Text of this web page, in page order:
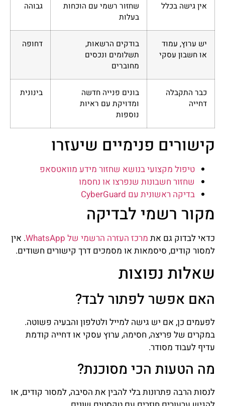
אין גישה בכלל
שחזור רשמי עם הוכחות
בעלות
גבוהה
יש ערוץ, עמוד
או חשבון עסקי
בודקים הרשאות,
תשלומים ונכסים
מחוברים
דחופה
כבר התקבלה
דחייה
בונים פנייה חדשה
ומדויקת עם ראיות
נוספות
בינונית
קישורים פנימיים שיעזרו
טיפול מקצועי בנושא שחזור מידע מוואטסאפ
שחזור חשבונות שנפרצו או נחסמו
בדיקה ראשונית עם CyberGuard
מקור רשמי לבדיקה
כדאי לבדוק גם את מרכז העזרה הרשמי של WhatsApp
. אין
למסור קודים, סיסמאות או מסמכים דרך קישורים חשודים.
שאלות נפוצות
האם אפשר לפתור לבד?
לפעמים כן, אם יש גישה למייל ולטלפון והבעיה פשוטה.
במקרים של פריצה, חסימה, ערוץ עסקי או דחייה קודמת
עדיף לעבוד מסודר.
מה הטעות הכי מסוכנת?
לנסות הרבה פתרונות בלי להבין את הסיבה, למסור קודים, או